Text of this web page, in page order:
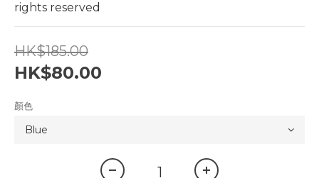
rights reserved
HK$185.00
HK$80.00
顏色